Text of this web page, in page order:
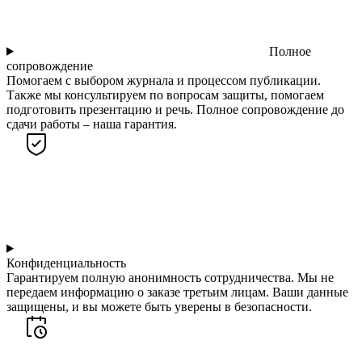
Полное
сопровождение
Помогаем с выбором журнала и процессом публикации.
Также мы консультируем по вопросам защиты, помогаем
подготовить презентацию и речь. Полное сопровождение до
сдачи работы – наша гарантия.
Конфиденциальность
Гарантируем полную анонимность сотрудничества. Мы не
передаем информацию о заказе третьим лицам. Ваши данные
защищены, и вы можете быть уверены в безопасности.